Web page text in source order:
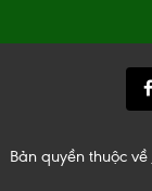
Bản quyền thuộc về